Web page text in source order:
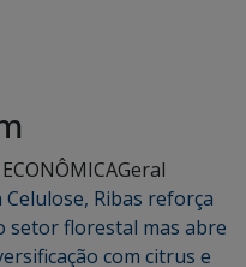
Geral
Ribas reforça
setor florestal mas abre
com citrus e